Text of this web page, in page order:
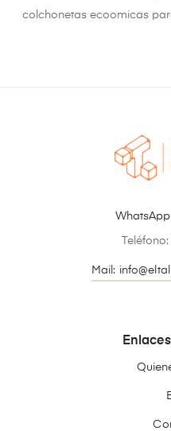
colchonetas ecoomicas
Teléfono:
Mail: